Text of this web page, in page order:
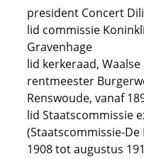
president Concert
lid commissie
Gravenhage
lid kerkeraad,
rentmeester
Renswoude, vanaf
lid Staatscommissie
(Staatscommissie-
1908 tot augustus